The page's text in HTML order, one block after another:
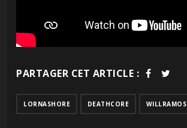
PARTAGER CET ARTICLE :
LORNASHORE DEATHCORE WILLRAMOS